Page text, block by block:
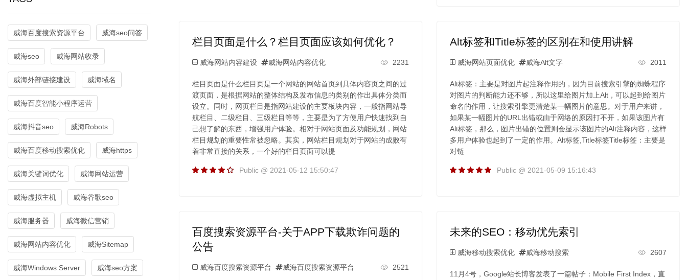
威海百度搜索资源平台 威海seo问答
威海seo 威海网站收录
威海外部链接建设 威海域名
威海百度智能小程序运营
威海抖音seo 威海Robots
威海百度移动搜索优化 威海https
威海关键词优化 威海网站运营
威海虚拟主机 威海谷歌seo
威海服务器 威海微信营销
威海网站内容优化 威海Sitemap
威海Windows Server 威海seo方案
栏目页面是什么？栏目页面应该如何优化？
威海网站内容建设 威海网站内容优化 2231
栏目页面是什么栏目页是一个网站的网站首页到具体内容页之间的过
渡页面，是根据网站的整体结构及发布信息的类别的作出具体分类而
设立。同时，网页栏目是指网站建设的主要板块内容，一般指网站导
航栏目、二级栏目、三级栏目等等，主要是为了方便用户快速找到自
己想了解的东西，增强用户体验。相对于网站页面及功能规划，网站
栏目规划的重要性常被忽略。其实，网站栏目规划对于网站的成败有
着非常直接的关系，一个好的栏目页面可以提
Public @ 2021-05-12 15:50:47
Alt标签和Title标签的区别在和使用讲解
威海网站页面优化 威海Alt文字 2011
Alt标签：主要是对图片起注释作用的，因为目前搜索引擎的蜘蛛程序
对图片的判断能力还不够，所以这里给图片加上Alt，可以起到给图片
命名的作用，让搜索引擎更清楚某一幅图片的意思。对于用户来讲，
如果某一幅图片的URL出错或由于网络的原因打不开，如果该图片有
Alt标签，那么，图片出错的位置则会显示该图片的Alt注释内容，这样
多用户体验也起到了一定的作用。Alt标签,Title标签Title标签：主要是
对链
Public @ 2021-05-09 15:16:43
百度搜索资源平台-关于APP下载欺诈问题的
公告
威海百度搜索资源平台 威海百度搜索资源平台 2521
未来的SEO：移动优先索引
威海移动搜索优化 威海移动搜索 2607
11月4号，Google站长博客发表了一篇帖子：Mobile First Index，直